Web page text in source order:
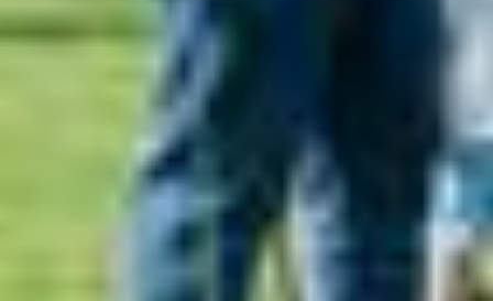
auf „Auswahl manuell festlegen“ klicken, willigen Sie
zugleich gem. Art. 49 Abs. 1 S. 1 lit. a DSGVO ein, dass
Ihre Daten in den USA verarbeitet werden. Die USA
werden vom Europäischen Gerichtshof als ein Land mit
Datenschutzniveau eingeschätzt. Es besteht
insbesondere das Risiko, dass Ihre Daten durch US-
Behörden, zu Kontroll- und zu Überwachungszwecken,
möglicherweise auch ohne Rechtsbehelfsmöglichkeiten,
verarbeitet werden können. Wenn Sie auf "Auswahl
manuell festlegen" klicken und keine der optionalen
Boxen (Präferenzen, Statistiken oder Marketing
ausgewählt haben, findet die vorgehend beschriebene